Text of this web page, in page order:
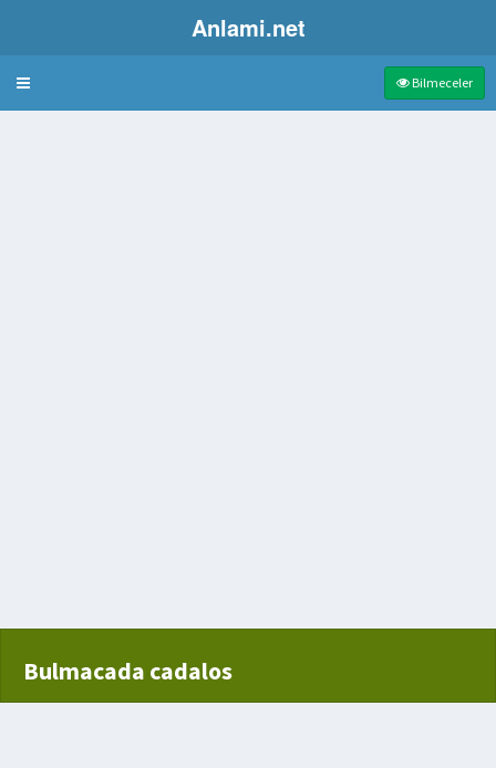
Anlami.net
Bulmaca Bilmeceler
Bulmacada cadalos